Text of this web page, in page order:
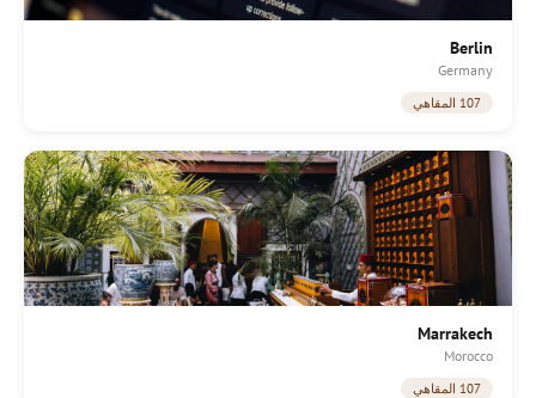
Berlin
Germany
107 المقاهي
Marrakech
Morocco
107 المقاهي